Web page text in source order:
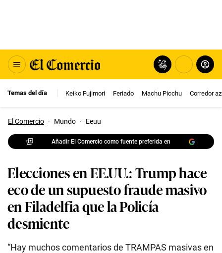
Temas del día Keiko Fujimori Feriado Machu Picchu Corredor
El Comercio · Mundo · Eeuu
Añadir El Comercio como fuente preferida en
Elecciones en EE.UU.: Trump hace
eco de un supuesto fraude masivo
en Filadelfia que la Policía
desmiente
“Hay muchos comentarios de TRAMPAS masivas en